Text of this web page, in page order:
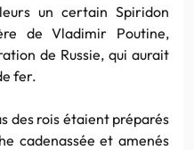
un certainSpiridon
deVladimir Poutine,
de Russie, qui aurait
fer.
des rois étaient préparés
cadenassée et amenés